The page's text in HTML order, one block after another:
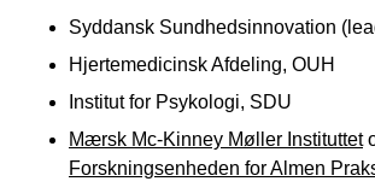
Syddansk Sundhedsinnovation
Hjertemedicinsk Afdeling, OUH
Institut for Psykologi, SDU
Mærsk Mc-Kinney Møller Instituttet
Forskningsenheden for Almen